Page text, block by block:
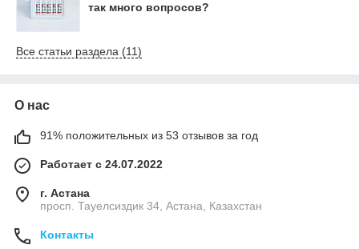
так много вопросов?
Все статьи раздела (11)
О нас
91% положительных из 53 отзывов за год
Работает с 24.07.2022
г. Астана
просп. Тауелсиздик 34, Астана, Казахстан
Контакты